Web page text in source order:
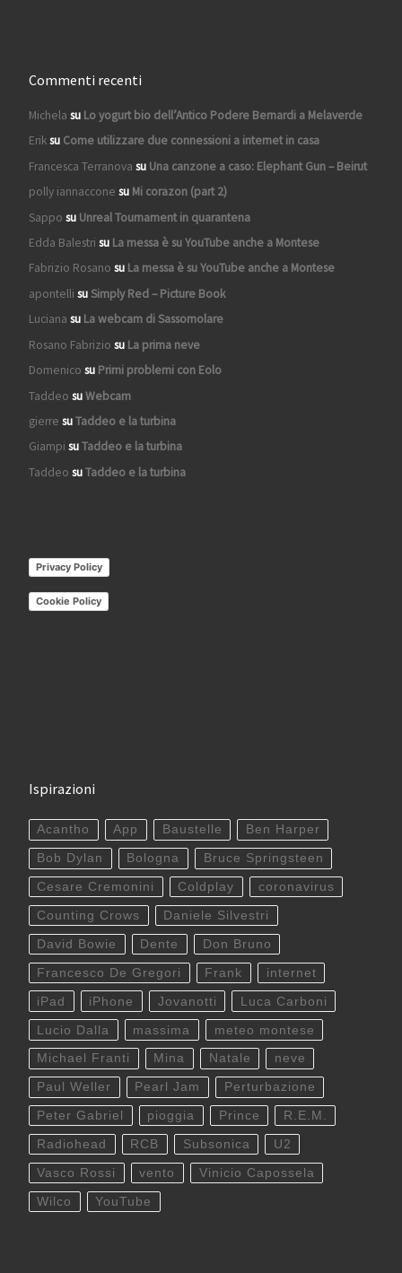
Commenti recenti
Michela su Lo yogurt bio dell’Antico Podere Bernardi a Melaverde
Eriksu Come utilizzare due connessioni a internet in casa
Francesca Terranova su Una canzone a caso: Elephant Gun – Beirut
polly iannaccone su Mi corazon (part 2)
Sappo su Unreal Tournament in quarantena
Edda Balestri su La messa è su YouTube anche a Montese
Fabrizio Rosano su La messa è su YouTube anche a Montese
apontelli suSimply Red – Picture Book
Luciana su La webcam di Sassomolare
Rosano Fabrizio su La prima neve
Domenico su Primi problemi con Eolo
Taddeo suWebcam
gierre suTaddeo e la turbina
Giampi suTaddeo e la turbina
Taddeo suTaddeo e la turbina
Privacy Policy
Cookie Policy
Ispirazioni
Acantho App Baustelle Ben Harper
Bob Dylan Bologna Bruce Springsteen
Cesare Cremonini Coldplay coronavirus
Counting Crows Daniele Silvestri
David Bowie Dente Don Bruno
Francesco De Gregori Frank internet
iPad iPhone Jovanotti Luca Carboni
Lucio Dalla massima meteo montese
Michael Franti Mina Natale neve
Paul Weller Pearl Jam Perturbazione
Peter Gabriel pioggia Prince R.E.M.
Radiohead RCB Subsonica U2
Vasco Rossi vento Vinicio Capossela
Wilco YouTube